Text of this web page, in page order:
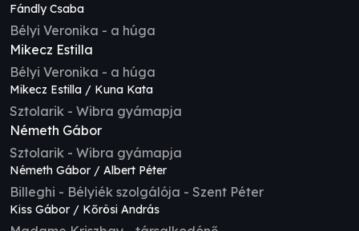
Fándly Csaba
Bélyi Veronika - a húga
Mikecz Estilla
Bélyi Veronika - a húga
Mikecz Estilla / Kuna Kata
Sztolarik - Wibra gyámapja
Németh Gábor
Sztolarik - Wibra gyámapja
Németh Gábor / Albert Péter
Billeghi - Bélyiék szolgálója - Szent Péter
Kiss Gábor / Kőrösi András